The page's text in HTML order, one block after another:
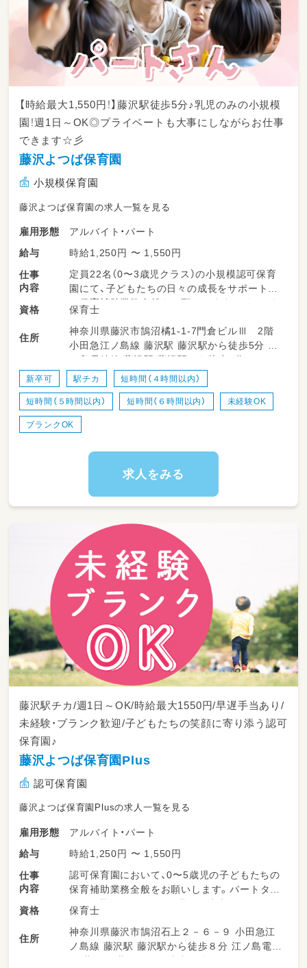
【時給最大1,550円！】藤沢駅徒歩5分♪乳児のみの小規模
園！週1日～OK◎プライベートも大事にしながらお仕事
できます☆彡
藤沢よつば保育園
小規模保育園
藤沢よつば保育園の求人一覧を見る
雇用形態
アルバイト・パート
給与
時給1,250円 〜 1,550円
仕事
内容
定員22名（0〜3歳児クラス）の小規模認可保育
園にて、子どもたちの日々の成長をサポートす
る保育補助業務全般をお願いします。パートタ
イムでの勤務ですので、正職員の先生のサポー
トを中心に、できることから少しずつお任せし
ていきます♪
・登園してくる子どもたちの笑顔での受け入れ、
お荷物整理のお手伝い
・室内遊びやお散歩、戸外活動での安全な見守り
と一緒に楽しむこと
・お食事や日々のおやつタイムのセッティング、
よう優しくトントンする見守り
・トイレのサポートやオムツ替え、お着替えの際
のお手伝い
清潔な環境づくりの環境整備
・正職員の先生のサポート（絵本の読み聞かせの
補助や、活動の準備・片付けなど）
★小規模園だからこそ、子どもたち一人ひとり
の「できた！」の瞬間にたくさん立ち会える、や
りがい十分なお仕事です！
資格 保育士
住所
神奈川県藤沢市鵠沼橘1-1-7門倉ビルⅢ 2階
小田急江ノ島線 藤沢駅 藤沢駅から徒歩5分 江
ノ島電鉄線 藤沢駅 藤沢駅から徒歩5分
新卒可 駅チカ 短時間（４時間以内）
短時間（５時間以内） 短時間（６時間以内） 未経験OK
ブランクOK
求人をみる
藤沢駅チカ/週1日～OK/時給最大1550円/早遅手当あり/
未経験・ブランク歓迎/子どもたちの笑顔に寄り添う認可
保育園♪
藤沢よつば保育園Plus
認可保育園
藤沢よつば保育園Plusの求人一覧を見る
雇用形態
アルバイト・パート
給与
時給1,250円 〜 1,550円
仕事
内容
認可保育園において、0〜5歳児の子どもたちの
保育補助業務全般をお願いします。パートタイ
ムでの勤務ですので、正職員の先生のサポート
を中心に、できることから少しずつお任せして
いきます♪
資格 保育士
住所
神奈川県藤沢市鵠沼石上２－６－９ 小田急江
ノ島線 藤沢駅 藤沢駅から徒歩８分 江ノ島電鉄